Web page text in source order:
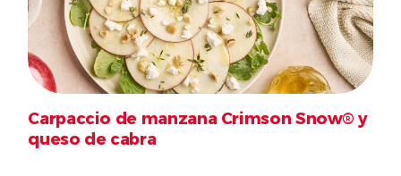
Carpaccio de manzana Crimson Snow® y
queso de cabra